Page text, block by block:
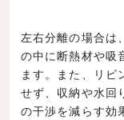
左右分離の場合は
の中に断熱材や吸
ます。また、リビ
せず、収納や水回
の干渉を減らす効